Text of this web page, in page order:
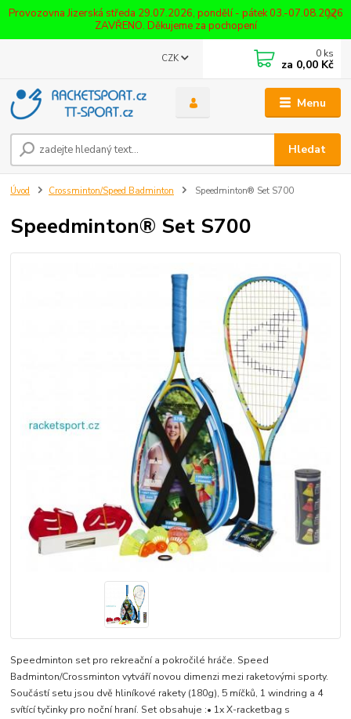
Provozovna Jizerská středa 29.07.2026, pondělí - pátek 03.-07.08.2026
ZAVŘENO. Děkujeme za pochopení
Menu
CZK
Hledat
0 ks
za 0,00 Kč
Úvod Crossminton/Speed Badminton Speedminton® Set S700
Speedminton® Set S700
Speedminton set pro rekreační a pokročilé hráče. Speed
Badminton/Crossminton vytváří novou dimenzi mezi raketovými sporty.
Součástí setu jsou dvě hliníkové rakety (180g), 5 míčků, 1 windring a 4
svítící tyčinky pro noční hraní. Set obsahuje :• 1x X-racketbag s